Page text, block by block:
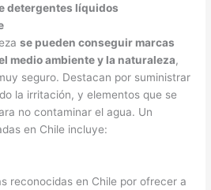
detergentes líquidos
se pueden conseguir marcas
medio ambiente y la naturaleza,
seguro. Destacan por suministrar
la irritación, y elementos que se
no contaminar el agua. Un
en Chile incluye:
reconocidas en Chile por ofrecer a